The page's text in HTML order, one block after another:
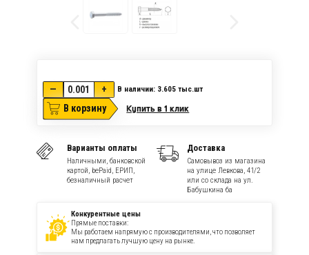
— + В наличии: 3.605 тыс.шт
В корзину Купить в 1 клик
Варианты оплаты
Наличными, банковской
картой, bePaid, ЕРИП,
безналичный расчет
Доставка
Самовывоз из магазина
на улице Левкова, 41/2
или со склада на ул.
Бабушкина 6а
Конкурентные цены
Прямые поставки:
Мы работаем напрямую с производителями, что позволяет
нам предлагать лучшую цену на рынке.